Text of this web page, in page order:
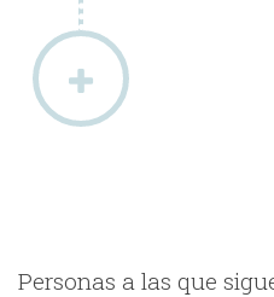
Personas a las que